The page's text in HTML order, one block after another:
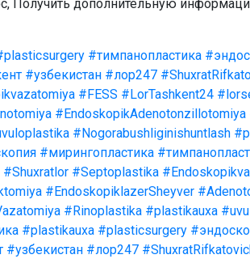
Получить дополнительную
#тимпанопластика
#узбекистан #лор247
#FESS #LorTashkent24
#EndoskopikAdenotonzillotomiya
#Nogorabushliginishuntlash
#мирингопластика
#Shuxratlor #Septoplastika
#EndoskopiklazerSheyver
#Rinoplastika #plastikauxa
#plastikauxa #plasticsurgery
#узбекистан #лор247